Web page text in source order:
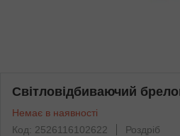
Світловідбиваючий
Немає в наявності
Код: 2526116102622
Роздріб